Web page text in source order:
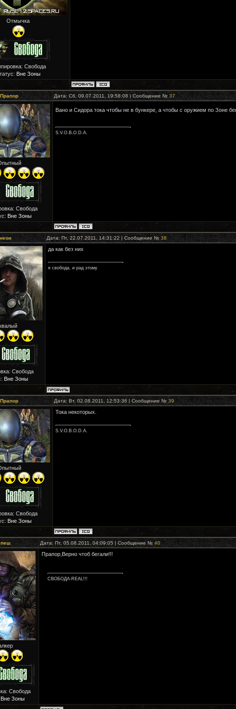
Отмычка
Свобода
Вне Зоны
Прапор Дата: Сб, 09.07.2011, 19:58:08 | Сообщение № 37
Свобода
Вне Зоны
Вано и Сидора тока чтобы не в бункере, а чтобы с оружием по Зоне
S.V.O.B.O.D.A.
неон Дата: Пт, 22.07.2011, 14:31:22 | Сообщение № 38
Свобода
Вне Зоны
да как без них
я свобода, и рад этому
Прапор Дата: Вт, 02.08.2011, 12:53:36 | Сообщение № 39
Свобода
Вне Зоны
Тока некоторых.
S.V.O.B.O.D.A.
Дата: Пт, 05.08.2011, 04:09:05 | Сообщение № 40
Свобода
Вне Зоны
Прапор,Верно чтоб бегали!!!
REAL!!!